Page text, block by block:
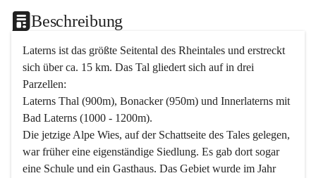
Beschreibung
Laterns ist das größte Seitental des Rheintales und erstreckt
sich über ca. 15 km. Das Tal gliedert sich auf in drei
Parzellen:
Laterns Thal (900m), Bonacker (950m) und Innerlaterns mit
Bad Laterns (1000 - 1200m).
Die jetzige Alpe Wies, auf der Schattseite des Tales gelegen,
war früher eine eigenständige Siedlung. Es gab dort sogar
eine Schule und ein Gasthaus. Das Gebiet wurde im Jahr